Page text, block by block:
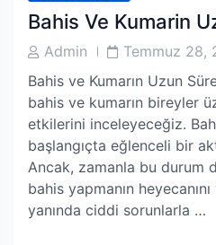
Bahis Ve Kumarin
PostAdmin
PostTemmuz 28,
Bahis ve Kumarın Uzun
bahis ve kumarın bireyler
etkilerini inceleyeceğiz.
başlangıçta eğlenceli bir
Ancak, zamanla bu durum
bahis yapmanın
yanında ciddi sorunlarla …